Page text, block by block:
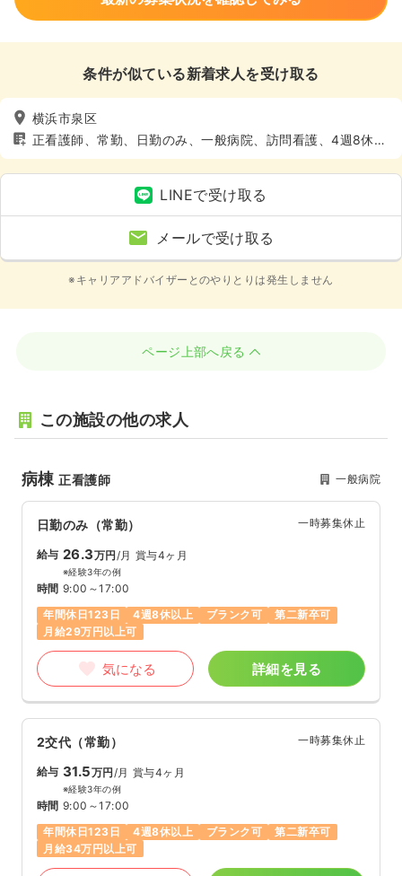
条件が似ている新着求人を受け取る
横浜市泉区
正看護師、常勤、日勤のみ、一般病院、訪問看護、4週8休以
上、土日休み
LINEで受け取る
メールで受け取る
※キャリアアドバイザーとのやりとりは発生しません
ページ上部へ戻る
この施設の他の求人
病棟正看護師 一般病院
日勤のみ（常勤） 一時募集休止
給与 26.3万円/月 賞与4ヶ月
※経験3年の例
時間 9:00～17:00
年間休日123日
4週8休以上 ブランク可
第二新卒可
月給29万円以上可
気になる 詳細を見る
2交代（常勤） 一時募集休止
給与 31.5万円/月 賞与4ヶ月
※経験3年の例
時間 9:00～17:00
年間休日123日
4週8休以上 ブランク可
第二新卒可
月給34万円以上可